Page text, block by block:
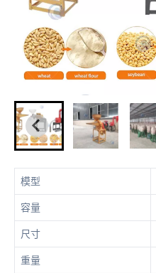
模型
容量
尺寸
重量